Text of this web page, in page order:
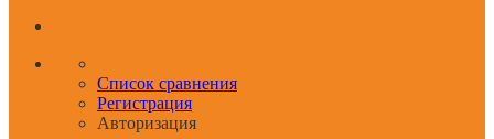
Список сравнения
Регистрация
Авторизация